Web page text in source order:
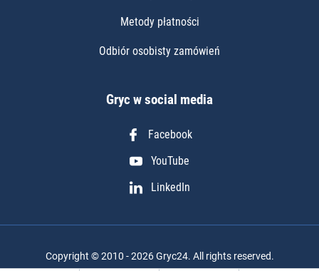
Metody płatności
Odbiór osobisty zamówień
Gryc w social media
Facebook
YouTube
LinkedIn
Copyright © 2010 - 2026 Gryc24. All rights reserved.